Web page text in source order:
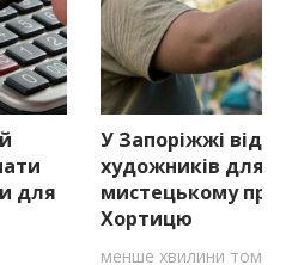
для
У Запоріжжі
художників для
мистецькому
Хортицю
менше хвилини тому